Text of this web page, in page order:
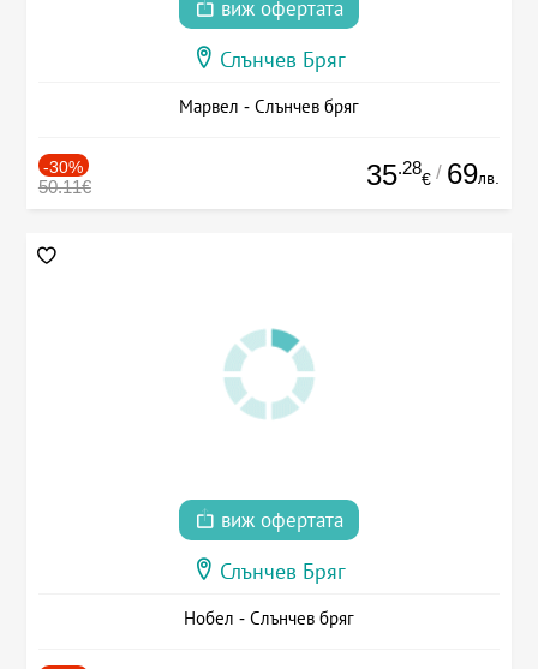
виж офертата
Слънчев Бряг
Марвел - Слънчев бряг
-30%
50.11€ 35.28
€ / 69лв.
виж офертата
Слънчев Бряг
Нобел - Слънчев бряг